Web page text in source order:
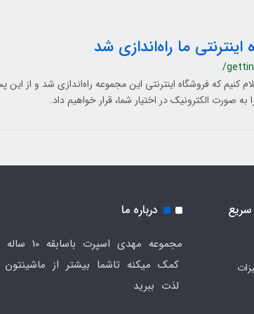
اینترنتی ما راه‌اندازی شد
/
کنیم که فروشگاه اینترنتی این مجموعه راه‌اندازی شد و از
صورت الکترونیک در اختیار شما، قرار خواهیم داد.
درباره ما
مجموعه مهدی اسپرت باسابقه 10 ساله
کمک میکنه تاشما بیشتر از ماشینتون
لذت ببرید